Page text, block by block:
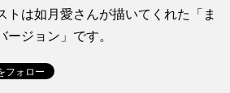
トは如月愛さんが描いてくれた「ま
ージョン」です。